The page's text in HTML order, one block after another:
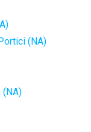
(NA)
(NA)